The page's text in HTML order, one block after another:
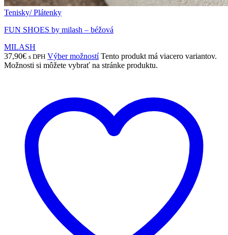
Tenisky/ Plátenky
FUN SHOES by milash – béžová
MILASH
37,90€ s DPH Výber možností Tento produkt má viacero variantov.
Možnosti si môžete vybrať na stránke produktu.